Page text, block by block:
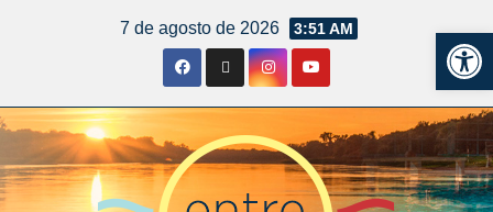
7 de agosto de 2026 3:51 AM